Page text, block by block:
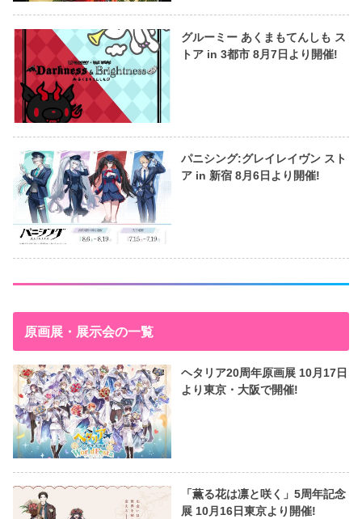
グルーミー あくまもてんしも ス
トア in 3都市 8月7日より開催!
パニシング:グレイレイヴン スト
ア in 新宿 8月6日より開催!
原画展・展示会の一覧
ヘタリア20周年原画展 10月17日
より東京・大阪で開催!
「薫る花は凛と咲く」5周年記念
展 10月16日東京より開催!